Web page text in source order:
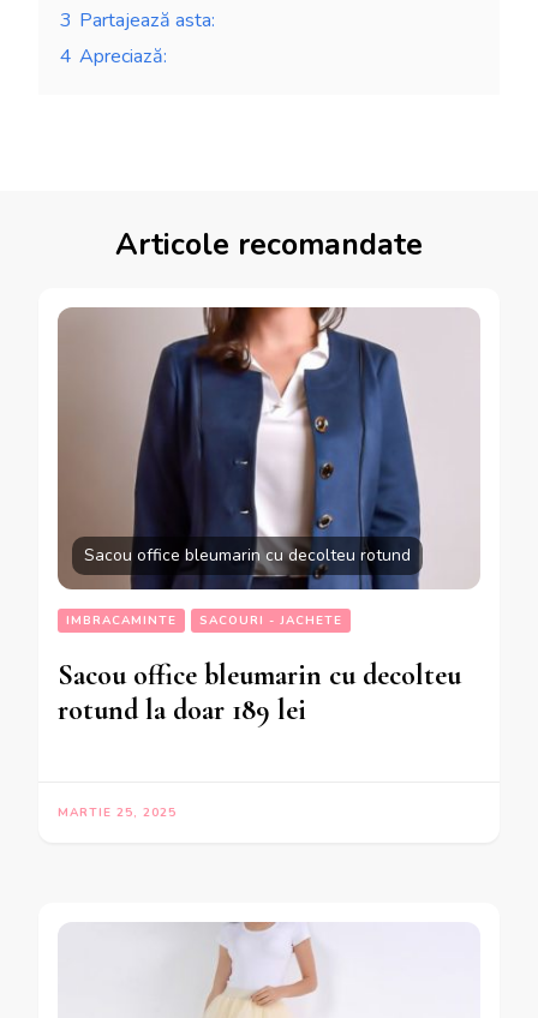
3 Partajează asta:
4 Apreciază:
Articole recomandate
Sacou office bleumarin cu decolteu rotund
IMBRACAMINTE SACOURI - JACHETE
Sacou office bleumarin cu decolteu
rotund la doar 189 lei
MARTIE 25, 2025